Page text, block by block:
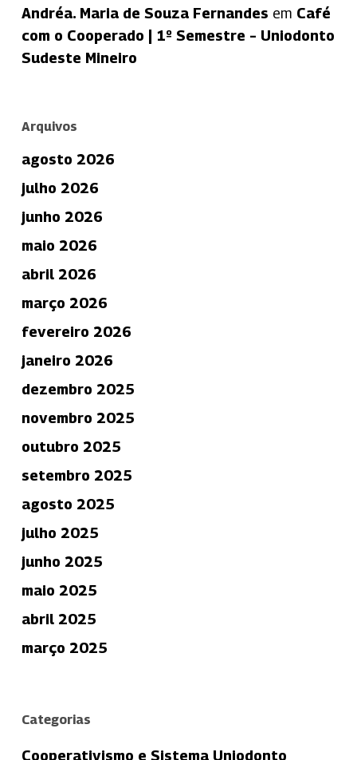
Andréa. Maria de Souza Fernandes em Café
com o Cooperado | 1º Semestre – Uniodonto
Sudeste Mineiro
Arquivos
agosto 2026
julho 2026
junho 2026
maio 2026
abril 2026
março 2026
fevereiro 2026
janeiro 2026
dezembro 2025
novembro 2025
outubro 2025
setembro 2025
agosto 2025
julho 2025
junho 2025
maio 2025
abril 2025
março 2025
Categorias
Cooperativismo e Sistema Uniodonto